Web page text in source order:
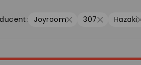
Joyroom 307 Hazaki